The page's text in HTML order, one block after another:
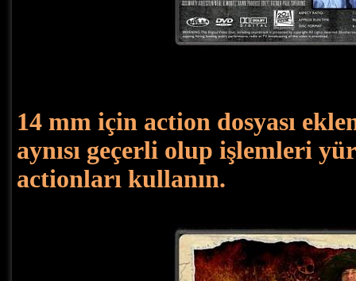
14 mm için action dosyası
aynısı geçerli olup işlemleri
actionları kullanın.